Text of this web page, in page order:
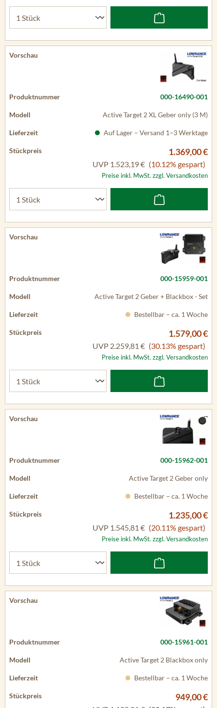
000-16490-001
Active Target 2 XL Geber only (3 M)
Auf Lager – Versand 1–3 Werktage
1.369,00 €
UVP 1.523,19 € (10.12% gespart)
Preise inkl. MwSt. zzgl. Versandkosten
000-15959-001
Active Target 2 Geber + Blackbox - Set
Bestellbar – ca. 1 Woche
1.579,00 €
UVP 2.259,81 € (30.13% gespart)
Preise inkl. MwSt. zzgl. Versandkosten
000-15962-001
Active Target 2 Geber only
Bestellbar – ca. 1 Woche
1.235,00 €
UVP 1.545,81 € (20.11% gespart)
Preise inkl. MwSt. zzgl. Versandkosten
000-15961-001
Active Target 2 Blackbox only
Bestellbar – ca. 1 Woche
949,00 €